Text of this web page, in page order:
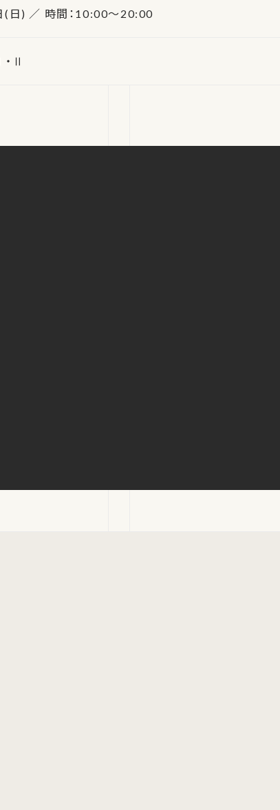
日) ／ 時間：10:00～20:00
Ⅱ